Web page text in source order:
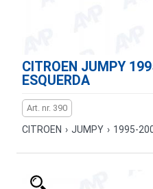
CITROEN JUMPY
ESQUERDA
Art. nr. 390
CITROEN › JUMPY › 1995-